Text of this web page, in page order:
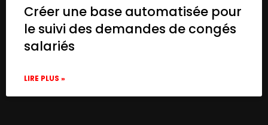
"type": "@n8n/n8n-nodes-
      "position": [
        -360,
        40
        "modelId": {
Créer une base automatisée pour
le suivi des demandes de congés
salariés
LIRE PLUS »